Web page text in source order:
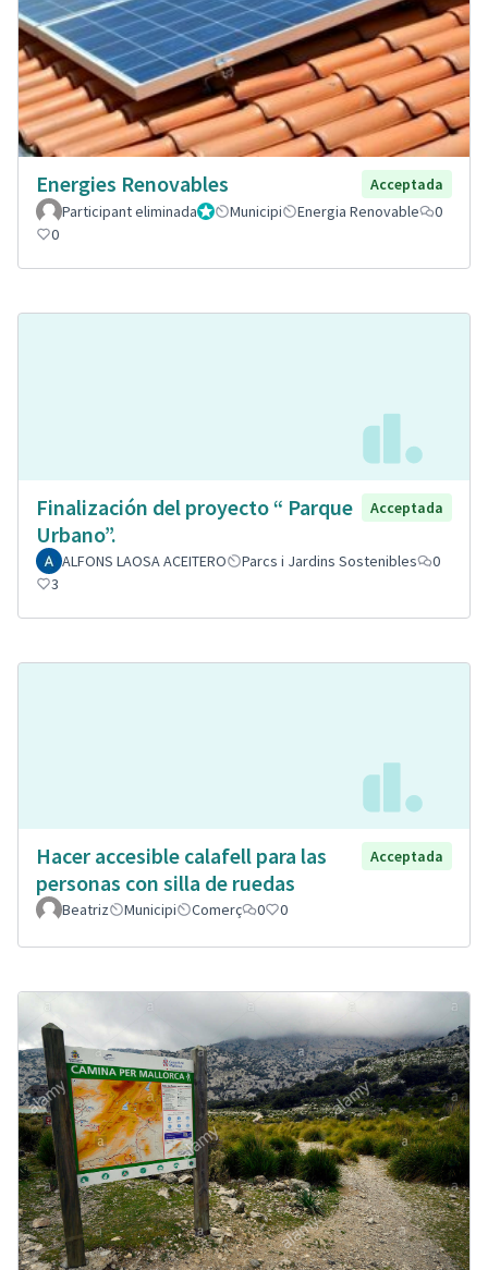
Energies Renovables
Acceptada
Participant eliminadaAdministrador
Municipi Energia Renovable
0
0
Finalización del proyecto “ Parque
Urbano”.
Acceptada
ALFONS LAOSA ACEITERO Parcs i Jardins Sostenibles
0
3
Hacer accesible calafell para las
personas con silla de ruedas
Acceptada
Beatriz Municipi Comerç 0 0